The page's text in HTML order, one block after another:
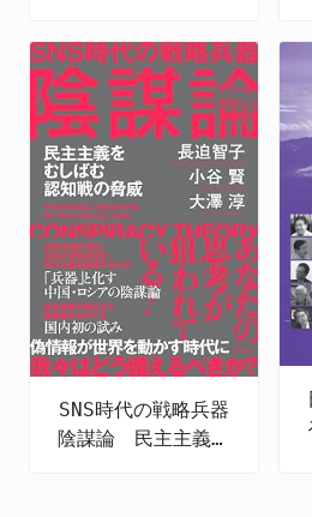
SNS時代の戦略兵器
陰謀論 民主主義を